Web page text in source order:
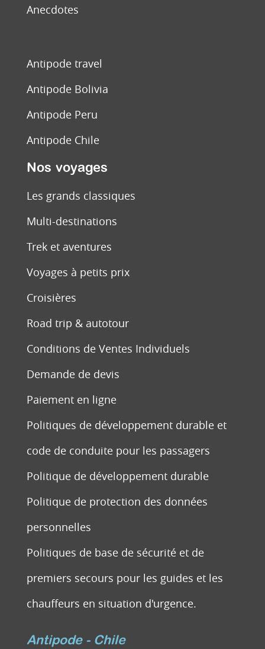
Anecdotes
Antipode travel
Antipode Bolivia
Antipode Peru
Antipode Chile
Nos voyages
Les grands classiques
Multi-destinations
Trek et aventures
Voyages à petits prix
Croisières
Road trip & autotour
Conditions de Ventes Individuels
Demande de devis
Paiement en ligne
Politiques de développement durable et
code de conduite pour les passagers
Politique de développement durable
Politique de protection des données
personnelles
Politiques de base de sécurité et de
premiers secours pour les guides et les
chauffeurs en situation d'urgence.
Antipode - Chile